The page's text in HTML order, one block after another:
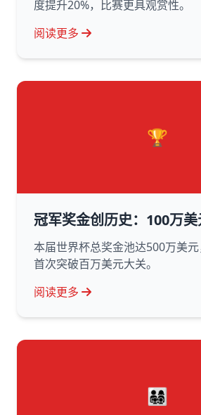
度提升20%，比赛更具观赏性。
阅读更多
🏆
冠军奖金创历史：100万
本届世界杯总奖金池达500万美
首次突破百万美元大关。
阅读更多
👨‍👩‍👧‍👦